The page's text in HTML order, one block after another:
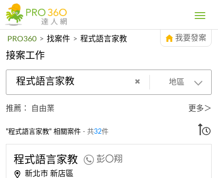
Toggle
PRO360 > 找案件 > 程式語言家教 我要發案
接案工作
程式語言家教 地區
推薦： 自由業 更多＞
"程式語言家教" 相關案件 - 共32件
程式語言家教 彭〇翔
新北市 新店區